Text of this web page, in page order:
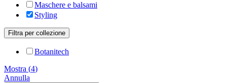
Maschere e balsami
Styling
Filtra per collezione
Botanitech
Mostra (4)
Annulla